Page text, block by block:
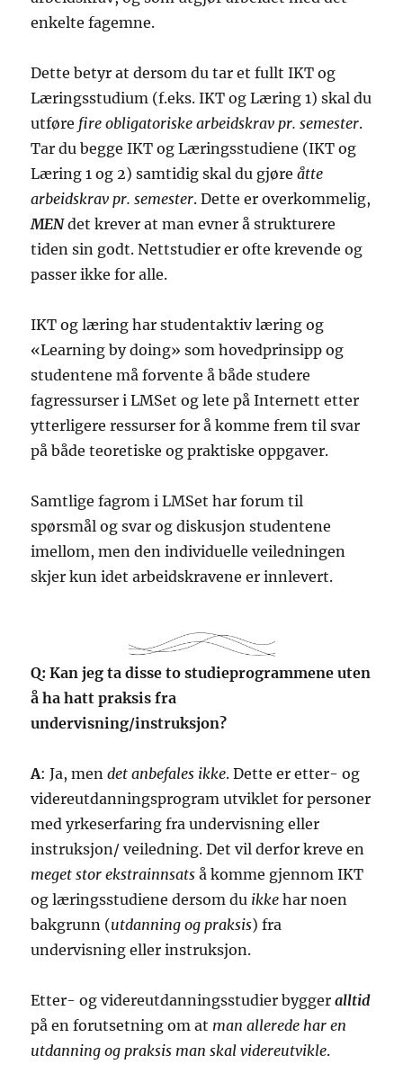
enkelte fagemne.
Dette betyr at dersom du tar et fullt IKT og
Læringsstudium (f.eks. IKT og Læring 1) skal du
utføre fire obligatoriske arbeidskrav pr. semester.
Tar du begge IKT og Læringsstudiene (IKT og
Læring 1 og 2) samtidig skal du gjøre åtte
arbeidskrav pr. semester. Dette er overkommelig,
MENdet krever at man evner å strukturere
tiden sin godt. Nettstudier er ofte krevende og
passer ikke for alle.
IKT og læring har studentaktiv læring og
«Learning by doing» som hovedprinsipp og
studentene må forvente å både studere
fagressurser i LMSet og lete på Internett etter
ytterligere ressurser for å komme frem til svar
på både teoretiske og praktiske oppgaver.
Samtlige fagrom i LMSet har forum til
spørsmål og svar og diskusjon studentene
imellom, men den individuelle veiledningen
skjer kun idet arbeidskravene er innlevert.
Q: Kan jeg ta disse to studieprogrammene uten
å ha hatt praksis fra
undervisning/instruksjon?
A: Ja, mendet anbefales ikke. Dette er etter- og
videreutdanningsprogram utviklet for personer
med yrkeserfaring fra undervisning eller
instruksjon/ veiledning. Det vil derfor kreve en
meget stor ekstrainnsats å komme gjennom IKT
og læringsstudiene dersom du ikke har noen
bakgrunn (utdanning og praksis) fra
undervisning eller instruksjon.
Etter- og videreutdanningsstudier byggeralltid
på en forutsetning om at man allerede har en
utdanning og praksis man skal videreutvikle.